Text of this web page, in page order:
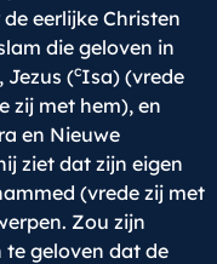
eerlijke Christen
die geloven in
Jezus (cIsa) (vrede
zij met hem), en
en Nieuwe
ziet dat zijn eigen
(vrede zij met
Zou zijn
te geloven dat de